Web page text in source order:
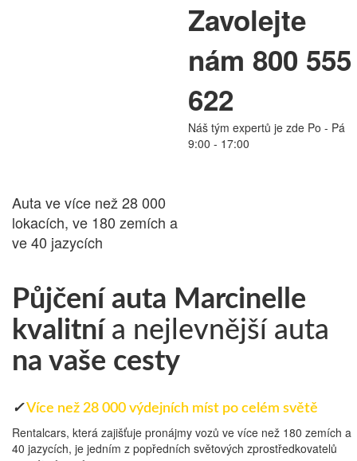
PŮJČOVNA
Auta ve více než 28 000
lokacích, ve 180 zemích a
ve 40 jazycích
Zavolejte
nám 800 555
622
Náš tým expertů je zde Po - Pá
9:00 - 17:00
Půjčení auta Marcinelle
kvalitní a nejlevnější auta
na vaše cesty
✓Více než 28 000 výdejních míst po celém světě
Rentalcars, která zajišťuje pronájmy vozů ve více než 180 zemích a
40 jazycích, je jedním z popředních světových zprostředkovatelů